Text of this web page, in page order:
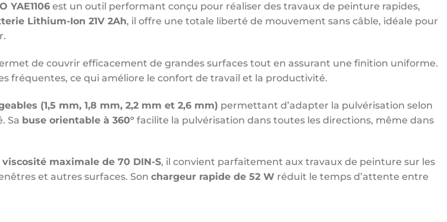
YAE1106 est un outil performant conçu pour réaliser des travaux de peinture rapides,
Lithium-Ion 21V 2Ah, il offre une totale liberté de mouvement sans câble, idéale pour
de couvrir efficacement de grandes surfaces tout en assurant une finition uniforme.
fréquentes, ce qui améliore le confort de travail et la productivité.
(1,5 mm, 1,8 mm, 2,2 mm et 2,6 mm) permettant d’adapter la pulvérisation selon
Sa buse orientable à 360° facilite la pulvérisation dans toutes les directions, même dans
viscosité maximale de 70 DIN-S, il convient parfaitement aux travaux de peinture sur les
et autres surfaces. Son chargeur rapide de 52 W réduit le temps d’attente entre